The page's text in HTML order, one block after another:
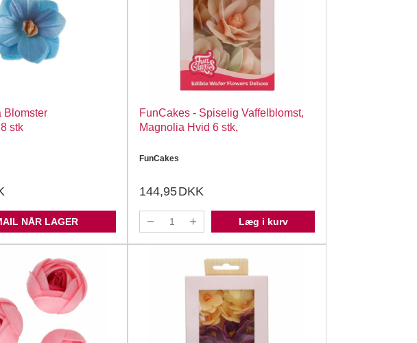
Blomster
stk
NÅR LAGER
FunCakes - Spiselig Vaffelblomst,
Magnolia Hvid 6 stk,
FunCakes
144,95DKK
Læg i kurv